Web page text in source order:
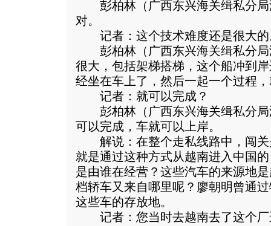
彭柏林（广西东兴海关缉私分局
对。
记者：这个技术难度还是很大的
彭柏林（广西东兴海关缉私分局
很大，包括架梯搭梯，这个船冲到
经坐在车上了，然后一起一个过程
记者：就可以完成？
彭柏林（广西东兴海关缉私分局
可以完成，车就可以上岸。
解说：在整个走私线路中，闯关
就是通过这种方式从越南进入中国
是由谁在经营？这些汽车的来源地
档轿车又来自哪里呢？廖朝明曾通
这些车的存放地。
记者：您当时去越南去了这个厂